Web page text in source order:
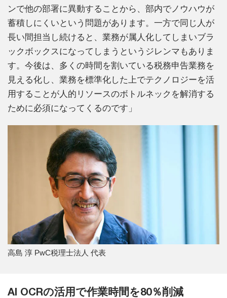
高島 淳 PwC税理士法人 代表
ンで他の部署に異動することから、部内でノウハウが
蓄積しにくいという問題があります。一方で同じ人が
長い間担当し続けると、業務が属人化してしまいブラ
ックボックスになってしまうというジレンマもありま
す。今後は、多くの時間を割いている税務申告業務を
見える化し、業務を標準化した上でテクノロジーを活
用することが人的リソースのボトルネックを解消する
ために必須になってくるのです」
AI OCRの活用で作業時間を80％削減